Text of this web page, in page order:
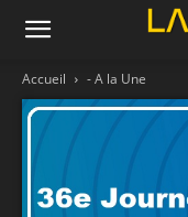
Accueil - A la Une